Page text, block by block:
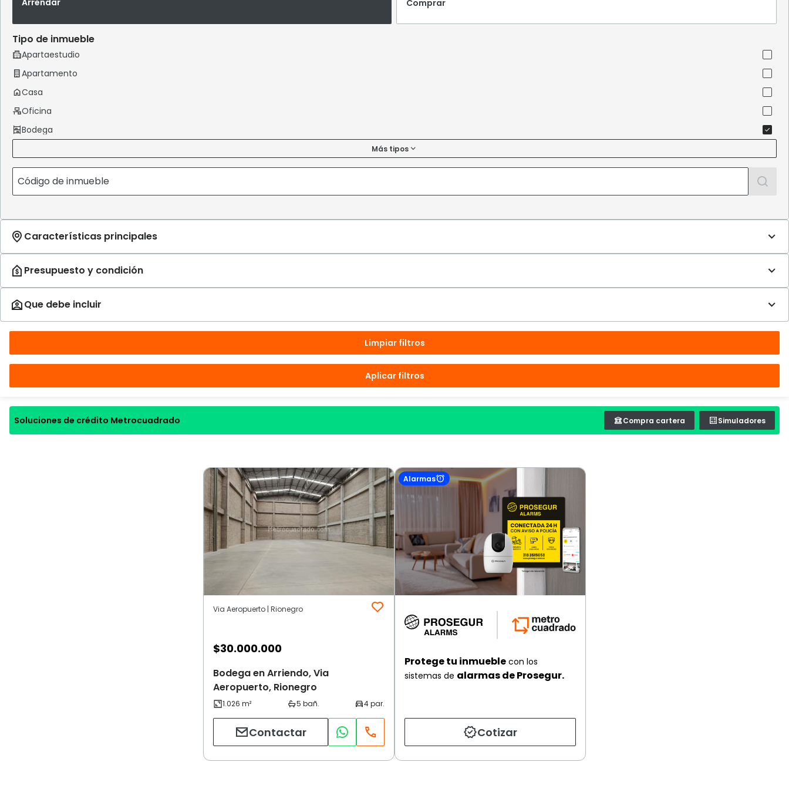
Arrendar Comprar
Tipo de inmueble
Más tipos
Limpiar filtros
Aplicar filtros
Soluciones de crédito Metrocuadrado Compra cartera Simuladores
Via Aeropuerto | Rionegro
$30.000.000
Bodega en Arriendo, Via
Aeropuerto, Rionegro
Contactar
Alarmas
Protege tu inmueble con los
sistemas de alarmas de Prosegur.
Cotizar